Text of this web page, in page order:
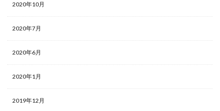
2020年10月
2020年7月
2020年6月
2020年1月
2019年12月